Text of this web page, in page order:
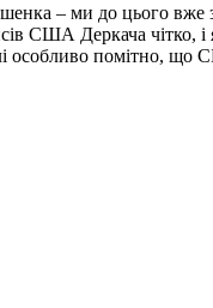
– ми до цього
Деркача чітко, і
помітно, що